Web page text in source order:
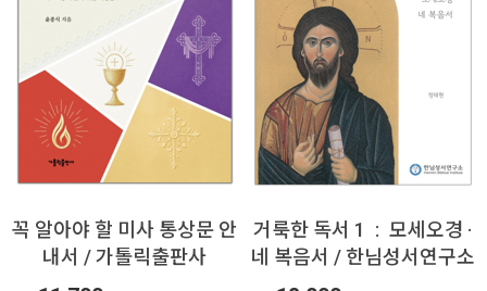
꼭 알아야 할 미사 통상문 안
내서 / 가톨릭출판사
거룩한 독서 1 : 모세오경 ·
네 복음서 / 한님성서연구소